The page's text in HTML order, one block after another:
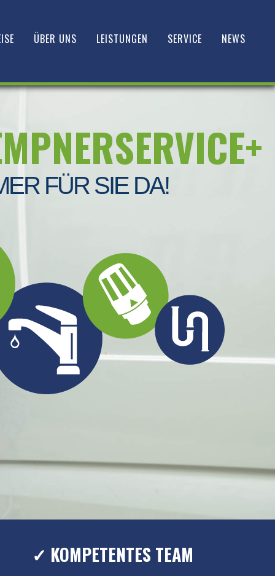
ÜBER UNS LEISTUNGEN SERVICE NEWS
FÜR SIE DA!
✓ KOMPETENTES TEAM